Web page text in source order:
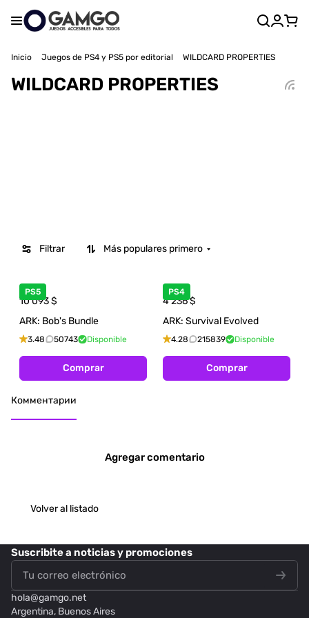
Inicio Juegos de PS4 y PS5 por editorial WILDCARD PROPERTIES
WILDCARD PROPERTIES
Filtrar Más populares primero
PS5
10 093$
ARK: Bob's Bundle
3.48 50743 Disponible
Comprar
PS4
4 236$
ARK: Survival Evolved
4.28 215839 Disponible
Comprar
Комментарии
Agregar comentario
Volver al listado
Suscribitea noticias y promociones
hola@gamgo.net
Argentina, Buenos Aires